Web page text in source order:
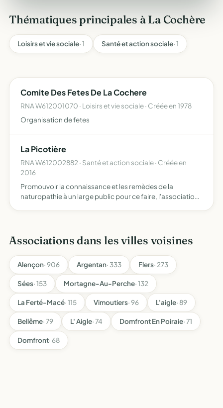
Thématiques principales à La Cochère
Loisirs et vie sociale· 1 Santé et action sociale· 1
Comite Des Fetes De La Cochere
RNA W612001070 · Loisirs et vie sociale · Créée en 1978
Organisation de fetes
La Picotière
RNA W612002882 · Santé et action sociale · Créée en
2016
Promouvoir la connaissance et les remèdes de la
naturopathie à un large public pour ce faire, l'association
Associations dans les villes voisines
Alençon· 906 Argentan· 333 Flers· 273
Sées· 153 Mortagne-Au-Perche· 132
La Ferté-Macé· 115 Vimoutiers· 96 L'aigle· 89
Bellême· 79 L' Aigle· 74 Domfront En Poiraie· 71
Domfront· 68